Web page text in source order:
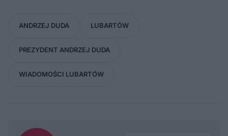
ANDRZEJ DUDA LUBARTÓW
PREZYDENT ANDRZEJ DUDA
WIADOMOŚCI LUBARTÓW